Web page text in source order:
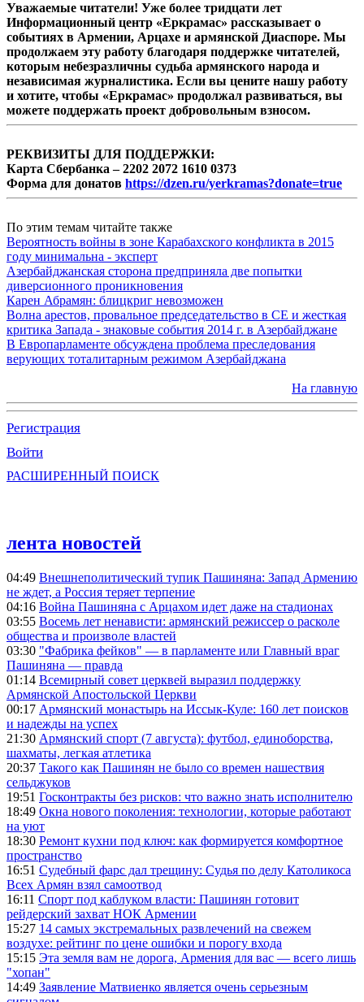
Уважаемые читатели! Уже более тридцати лет
Информационный центр «Еркрамас» рассказывает о
событиях в Армении, Арцахе и армянской Диаспоре. Мы
продолжаем эту работу благодаря поддержке читателей,
которым небезразличны судьба армянского народа и
независимая журналистика. Если вы цените нашу работу
и хотите, чтобы «Еркрамас» продолжал развиваться, вы
можете поддержать проект добровольным взносом.
РЕКВИЗИТЫ ДЛЯ ПОДДЕРЖКИ:
Карта Сбербанка – 2202 2072 1610 0373
Форма для донатов https://dzen.ru/yerkramas?donate=true
По этим темам читайте также
Вероятность войны в зоне Карабахского конфликта в 2015
году минимальна - эксперт
Азербайджанская сторона предприняла две попытки
диверсионного проникновения
Карен Абрамян: блицкриг невозможен
Волна арестов, провальное председательство в СЕ и жесткая
критика Запада - знаковые события 2014 г. в Азербайджане
В Европарламенте обсуждена проблема преследования
верующих тоталитарным режимом Азербайджана
На главную
Регистрация
Войти
РАСШИРЕННЫЙ ПОИСК
лента новостей
04:49 Внешнеполитический тупик Пашиняна: Запад Армению
не ждет, а Россия теряет терпение
04:16 Война Пашиняна с Арцахом идет даже на стадионах
03:55 Восемь лет ненависти: армянский режиссер о расколе
общества и произволе властей
03:30 "Фабрика фейков" — в парламенте или Главный враг
Пашиняна — правда
01:14 Всемирный совет церквей выразил поддержку
Армянской Апостольской Церкви
00:17 Армянский монастырь на Иссык-Куле: 160 лет поисков
и надежды на успех
21:30 Армянский спорт (7 августа): футбол, единоборства,
шахматы, легкая атлетика
20:37 Такого как Пашинян не было со времен нашествия
сельджуков
19:51 Госконтракты без рисков: что важно знать исполнителю
18:49 Окна нового поколения: технологии, которые работают
на уют
18:30 Ремонт кухни под ключ: как формируется комфортное
пространство
16:51 Судебный фарс дал трещину: Судья по делу Католикоса
Всех Армян взял самоотвод
16:11 Спорт под каблуком власти: Пашинян готовит
рейдерский захват НОК Армении
15:27 14 самых экстремальных развлечений на свежем
воздухе: рейтинг по цене ошибки и порогу входа
15:15 Эта земля вам не дорога, Армения для вас — всего лишь
"хопан"
14:49 Заявление Матвиенко является очень серьезным